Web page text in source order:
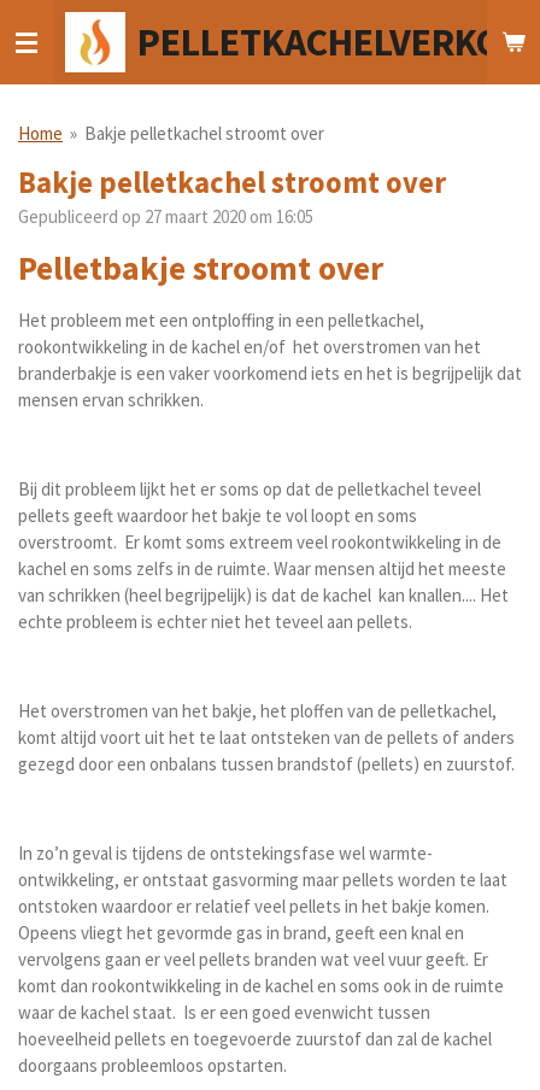
direct
hoofdinhoud
Home » Bakje pelletkachel stroomt over
Bakje pelletkachel stroomt over
Gepubliceerd op 27 maart 2020 om 16:05
Pelletbakje stroomt over
Het probleem met een ontploffing in een pelletkachel,
rookontwikkeling in de kachel en/of het overstromen van het
branderbakje is een vaker voorkomend iets en het is begrijpelijk dat
mensen ervan schrikken.
Bij dit probleem lijkt het er soms op dat de pelletkachel teveel
pellets geeft waardoor het bakje te vol loopt en soms
overstroomt. Er komt soms extreem veel rookontwikkeling in de
kachel en soms zelfs in de ruimte. Waar mensen altijd het meeste
van schrikken (heel begrijpelijk) is dat de kachel kan knallen.... Het
echte probleem is echter niet het teveel aan pellets.
Het overstromen van het bakje, het ploffen van de pelletkachel,
komt altijd voort uit het te laat ontsteken van de pellets of anders
gezegd door een onbalans tussen brandstof (pellets) en zuurstof.
In zo’n geval is tijdens de ontstekingsfase wel warmte-
ontwikkeling, er ontstaat gasvorming maar pellets worden te laat
ontstoken waardoor er relatief veel pellets in het bakje komen.
Opeens vliegt het gevormde gas in brand, geeft een knal en
vervolgens gaan er veel pellets branden wat veel vuur geeft. Er
komt dan rookontwikkeling in de kachel en soms ook in de ruimte
waar de kachel staat. Is er een goed evenwicht tussen
hoeveelheid pellets en toegevoerde zuurstof dan zal de kachel
doorgaans probleemloos opstarten.